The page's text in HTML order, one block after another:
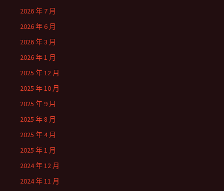
2026 年 7 月
2026 年 6 月
2026 年 3 月
2026 年 1 月
2025 年 12 月
2025 年 10 月
2025 年 9 月
2025 年 8 月
2025 年 4 月
2025 年 1 月
2024 年 12 月
2024 年 11 月